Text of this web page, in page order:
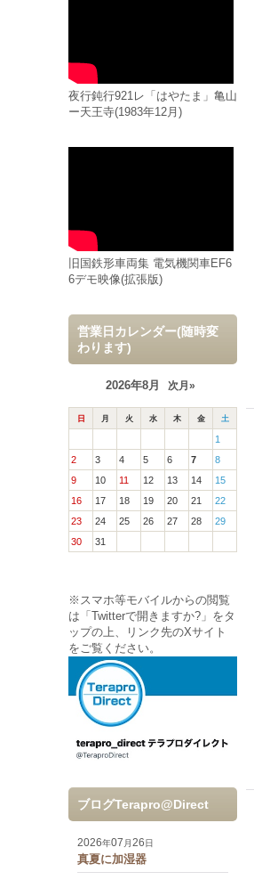
夜行鈍行921レ「はやたま」亀山
ー天王寺(1983年12月)
旧国鉄形車両集 電気機関車EF6
6デモ映像(拡張版)
営業日カレンダー(随時変
わります)
2026年8月 次月»
日 月 火 水 木 金 土
1
2
3 4 5 6 7
8
9
10 11 12 13 14
15
16
17 18 19 20 21
22
23
24 25 26 27 28
29
30
31
※スマホ等モバイルからの閲覧
は「Twitterで開きますか?」をタ
ップの上、リンク先のXサイト
をご覧ください。
ブログTerapro@Direct
2026年07 月26日
真夏に加湿器